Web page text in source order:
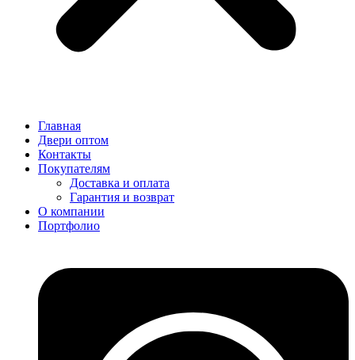
Главная
Двери оптом
Контакты
Покупателям
Доставка и оплата
Гарантия и возврат
О компании
Портфолио